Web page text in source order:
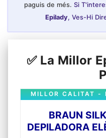
paguis de més. Si
Epilady, Ves-Hi
✅ La Millor
BRAUN
DEPILADORA
MILLOR CALITAT -